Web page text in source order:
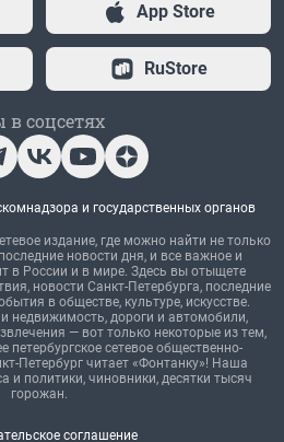
App Store
RuStore
соцсетях
и государственных органов
издание, где можно найти не только
новости дня, и все важное и
в России и в мире. Здесь вы отыщете
новости Санкт-Петербурга, последние
в обществе, культуре, искусстве.
недвижимость, дороги и автомобили,
— вот только некоторые из тем,
петербургское сетевое общественно-
Петербург читает «Фонтанку»! Наша
и политики, чиновники, десятки тысяч
горожан.
соглашение